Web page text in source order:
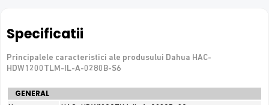
conecteaza direct la retea
e-Camere.ro recomanda acest produs pentru:
Specificatii
Principalele caracteristici ale produsului Dahua HAC-
HDW1200TLM-IL-A-0280B-S6
Specificatii
tehnice
GENERAL